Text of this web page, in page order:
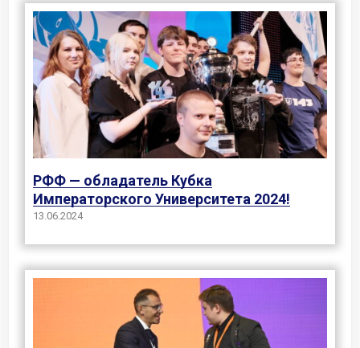
РФФ — обладатель Кубка
Императорского Университета 2024!
13.06.2024